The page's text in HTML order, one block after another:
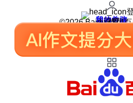
我的关注
我的收藏
皮肤中心
用户反馈
设置
©2026 Baidu 使用